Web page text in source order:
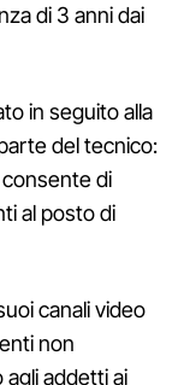
di 3 anni dai
in seguito alla
del tecnico:
di
al posto di
canali video
non
agli addetti ai